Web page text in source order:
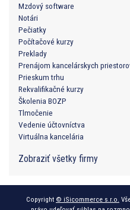
Mzdový software
Notári
Pečiatky
Počítačové kurzy
Preklady
Prenájom kancelárskych
Prieskum trhu
Rekvalifikačné kurzy
Školenia BOZP
Tlmočenie
Vedenie účtovníctva
Virtuálna kancelária
Zobraziť všetky firmy
Copyright © iSicommerce s.r.o.